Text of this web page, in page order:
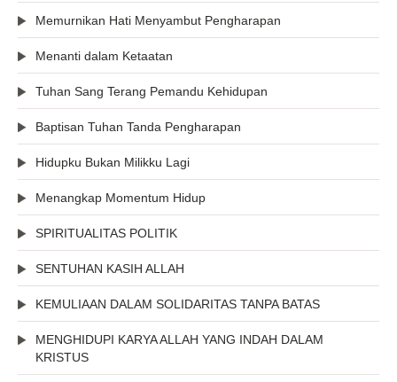
Memurnikan Hati Menyambut Pengharapan
Menanti dalam Ketaatan
Tuhan Sang Terang Pemandu Kehidupan
Baptisan Tuhan Tanda Pengharapan
Hidupku Bukan Milikku Lagi
Menangkap Momentum Hidup
SPIRITUALITAS POLITIK
SENTUHAN KASIH ALLAH
KEMULIAAN DALAM SOLIDARITAS TANPA BATAS
MENGHIDUPI KARYA ALLAH YANG INDAH DALAM
KRISTUS